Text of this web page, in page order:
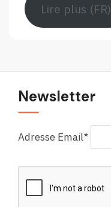
Lire plus (FR)
Newsletter
Adresse Email*